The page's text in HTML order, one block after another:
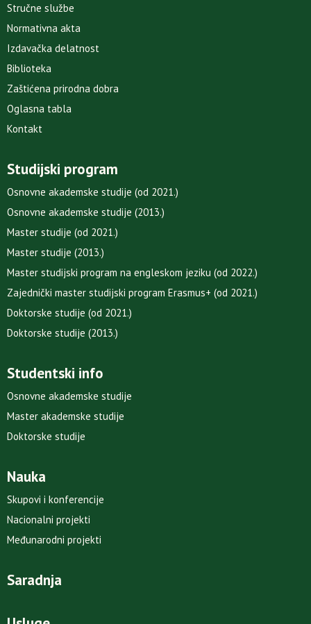
Stručne službe
Normativna akta
Izdavačka delatnost
Biblioteka
Zaštićena prirodna dobra
Oglasna tabla
Kontakt
Studijski program
Osnovne akademske studije (od 2021.)
Osnovne akademske studije (2013.)
Master studije (od 2021.)
Master studije (2013.)
Master studijski program na engleskom jeziku (od 2022.)
Zajednički master studijski program Erasmus+ (od 2021.)
Doktorske studije (od 2021.)
Doktorske studije (2013.)
Studentski info
Osnovne akademske studije
Master akademske studije
Doktorske studije
Nauka
Skupovi i konferencije
Nacionalni projekti
Međunarodni projekti
Saradnja